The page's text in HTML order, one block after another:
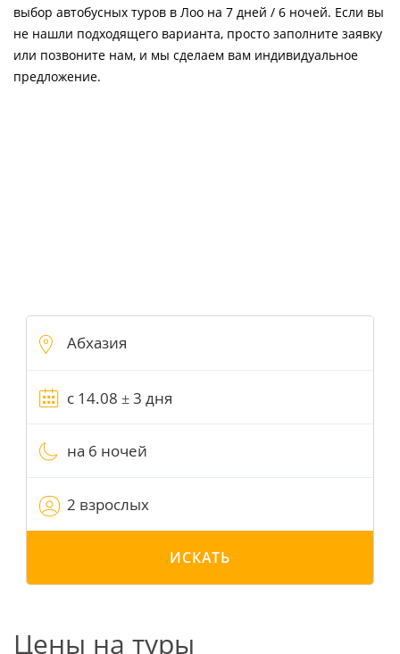
выбор автобусных туров в Лоо на 7 дней / 6 ночей. Если вы
не нашли подходящего варианта, просто заполните заявку
или позвоните нам, и мы сделаем вам индивидуальное
предложение.
на 6 ночей
2 взрослых
ИСКАТЬ
Цены на туры